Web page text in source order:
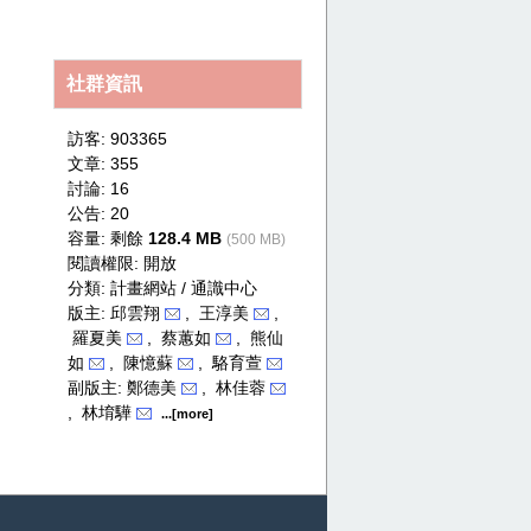
社群資訊
訪客: 903365
文章: 355
討論: 16
公告: 20
容量: 剩餘 128.4 MB (500 MB)
閱讀權限: 開放
分類: 計畫網站 / 通識中心
版主: 邱雲翔
, 王淳美
羅夏美
, 蔡蕙如
, 熊仙
如
, 陳憶蘇
, 駱育萱
副版主: 鄭德美
, 林佳蓉
, 林堉驊
...[more]